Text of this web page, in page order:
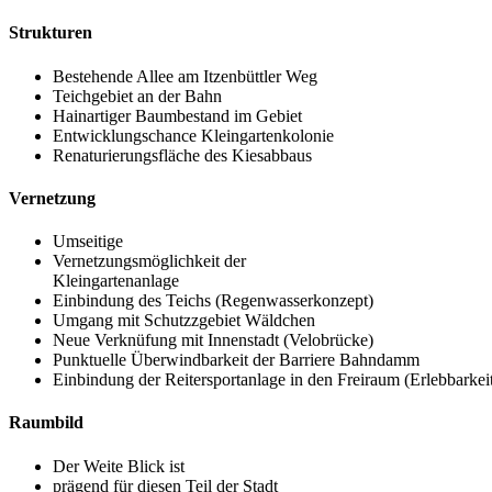
Strukturen
Bestehende Allee am Itzenbüttler Weg
Teichgebiet an der Bahn
Hainartiger Baumbestand im Gebiet
Entwicklungschance Kleingartenkolonie
Renaturierungsfläche des Kiesabbaus
Vernetzung
Umseitige
Vernetzungsmöglichkeit der
Kleingartenanlage
Einbindung des Teichs (Regenwasserkonzept)
Umgang mit Schutzzgebiet Wäldchen
Neue Verknüfung mit Innenstadt (Velobrücke)
Punktuelle Überwindbarkeit der Barriere Bahndamm
Einbindung der Reitersportanlage in den Freiraum
Raumbild
Der Weite Blick ist
prägend für diesen Teil der Stadt